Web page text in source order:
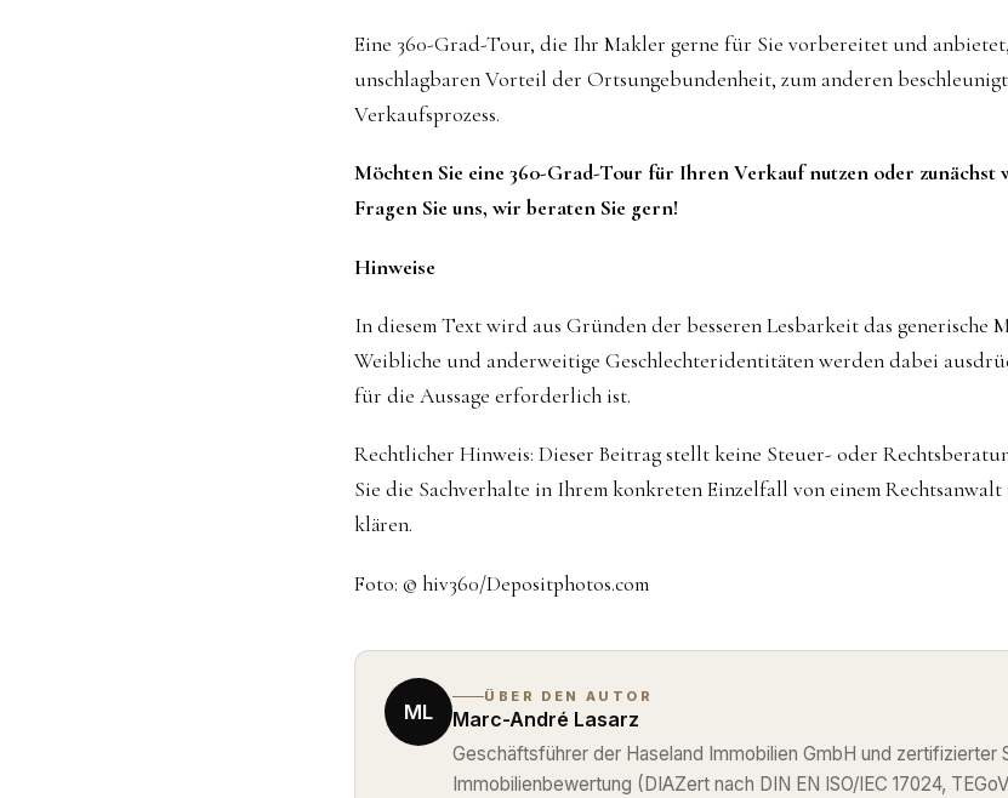
Eine 360-Grad-Tour, die Ihr Makler gerne für Sie vorbereitet und
unschlagbaren Vorteil der Ortsungebundenheit, zum anderen
Verkaufsprozess.
Möchten Sie eine 360-Grad-Tour für Ihren Verkauf nutzen oder zunächst
Fragen Sie uns, wir beraten Sie gern!
Hinweise
In diesem Text wird aus Gründen der besseren Lesbarkeit das generische
Weibliche und anderweitige Geschlechteridentitäten werden dabei
für die Aussage erforderlich ist.
Rechtlicher Hinweis: Dieser Beitrag stellt keine Steuer- oder
Sie die Sachverhalte in Ihrem konkreten Einzelfall von einem
klären.
Foto: © hiv360/Depositphotos.com
ML
ÜBER DEN AUTOR
Marc-André Lasarz
Geschäftsführer der Haseland Immobilien GmbH und zertifizierter
Immobilienbewertung (DIAZert nach DIN EN ISO/IEC 17024,